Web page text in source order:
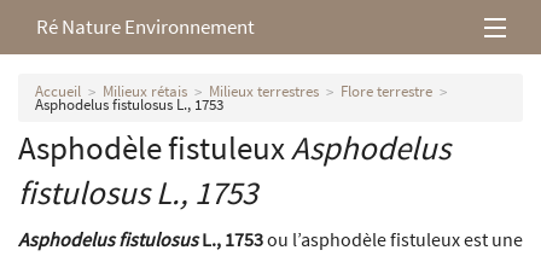
Ré Nature Environnement
L’association
Milieux rétais
Nos parutions
Accueil Milieux rétais Milieux terrestres Flore terrestre
Asphodelus fistulosus L., 1753
Asphodèle fistuleuxAsphodelus
fistulosusL., 1753
Asphodelus fistulosusL., 1753ou l’asphodèle fistuleux est une